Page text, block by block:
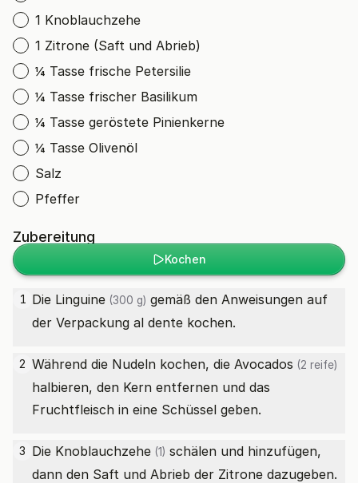
1 Knoblauchzehe
1 Zitrone (Saft und Abrieb)
¼ Tasse frische Petersilie
¼ Tasse frischer Basilikum
¼ Tasse geröstete Pinienkerne
¼ Tasse Olivenöl
Salz
Pfeffer
Zubereitung
Kochen
1 Die Linguine (300 g) gemäß den Anweisungen auf
der Verpackung al dente kochen.
2 Während die Nudeln kochen, die Avocados (2 reife)
halbieren, den Kern entfernen und das
Fruchtfleisch in eine Schüssel geben.
3 Die Knoblauchzehe (1) schälen und hinzufügen,
dann den Saft und Abrieb der Zitrone dazugeben.